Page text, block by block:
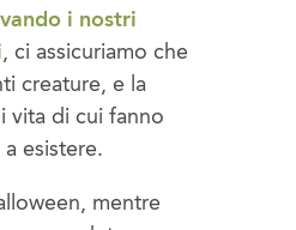
i nostri
, ci assicuriamo che
creature, e la
vita di cui fanno
esistere.
mentre